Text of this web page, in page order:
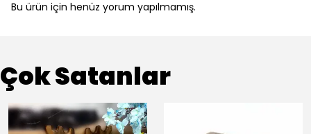
Bu ürün için henüz yorum yapılmamış.
Çok Satanlar